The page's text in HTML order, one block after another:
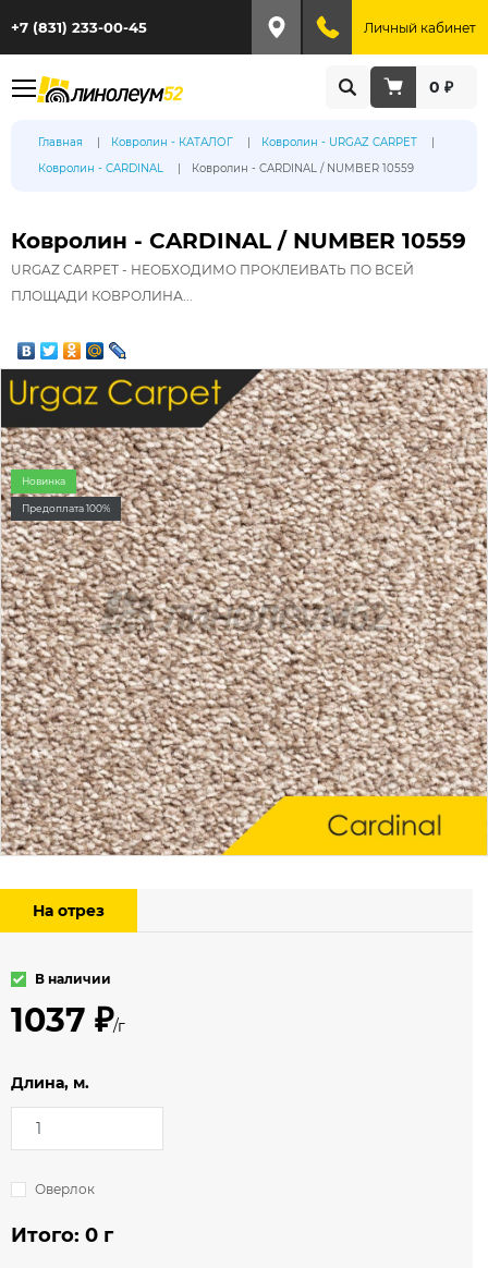
+7 (831) 233-00-45 Личный кабинет
0 ₽
Главная Ковролин - КАТАЛОГ
Ковролин - URGAZ CARPET
Ковролин - CARDINAL
Ковролин - CARDINAL / NUMBER 10559
Ковролин - CARDINAL / NUMBER 10559
URGAZ CARPET - НЕОБХОДИМО ПРОКЛЕИВАТЬ ПО ВСЕЙ
ПЛОЩАДИ КОВРОЛИНА...
Новинка
Предоплата 100%
На отрез
В наличии
1037 ₽/г
Длина, м.
Оверлок
Итого: 0 г